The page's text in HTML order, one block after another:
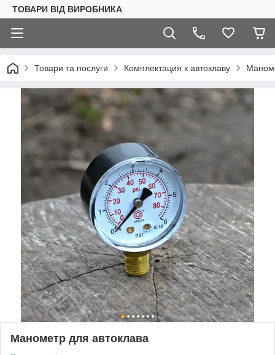
ТОВАРИ ВІД ВИРОБНИКА
Товари та послуги Комплектация к автоклаву
Манометр для автоклава